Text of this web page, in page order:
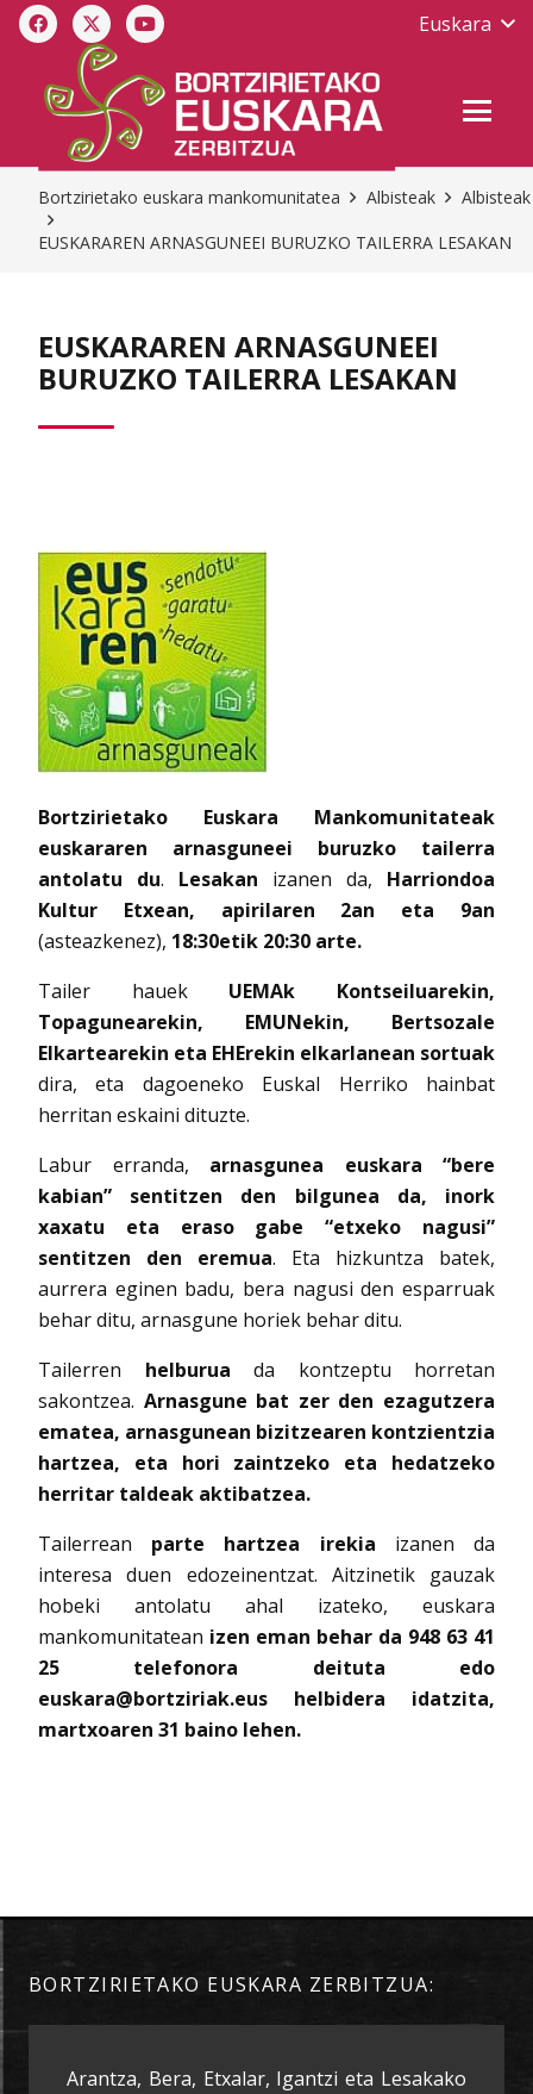
Euskara
Bortzirietako euskara mankomunitatea Albisteak
Albisteak
EUSKARAREN ARNASGUNEEI BURUZKO TAILERRA LESAKAN
EUSKARAREN ARNASGUNEEI
BURUZKO TAILERRA LESAKAN
Bortzirietako Euskara Mankomunitateak
euskararen arnasguneei buruzko tailerra
antolatu du. Lesakan izanen da, Harriondoa
Kultur Etxean, apirilaren 2an eta 9an
(asteazkenez), 18:30etik 20:30 arte.
Tailer hauek UEMAk Kontseiluarekin,
Topagunearekin, EMUNekin, Bertsozale
Elkartearekin eta EHErekin elkarlanean sortuak
dira, eta dagoeneko Euskal Herriko hainbat
herritan eskaini dituzte.
Labur erranda, arnasgunea euskara “bere
kabian” sentitzen den bilgunea da, inork
xaxatu eta eraso gabe “etxeko nagusi”
sentitzen den eremua. Eta hizkuntza batek,
aurrera eginen badu, bera nagusi den esparruak
behar ditu, arnasgune horiek behar ditu.
Tailerren helburua da kontzeptu horretan
sakontzea. Arnasgune bat zer den ezagutzera
ematea, arnasgunean bizitzearen kontzientzia
hartzea, eta hori zaintzeko eta hedatzeko
herritar taldeak aktibatzea.
Tailerrean parte hartzea irekia izanen da
interesa duen edozeinentzat. Aitzinetik gauzak
hobeki antolatu ahal izateko, euskara
mankomunitatean izen eman behar da 948 63 41
25 telefonora deituta
edo
euskara@bortziriak.eus helbidera idatzita,
martxoaren 31 baino lehen.
BORTZIRIETAKO EUSKARA ZERBITZUA:
Arantza, Bera, Etxalar, Igantzi eta Lesakako